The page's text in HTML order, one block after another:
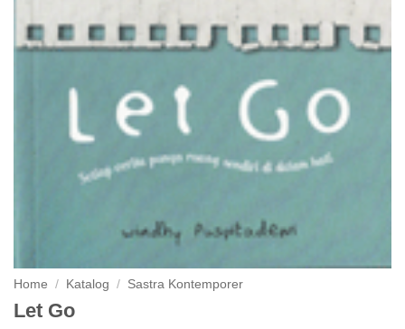
Home / Katalog / Sastra Kontemporer
Let Go